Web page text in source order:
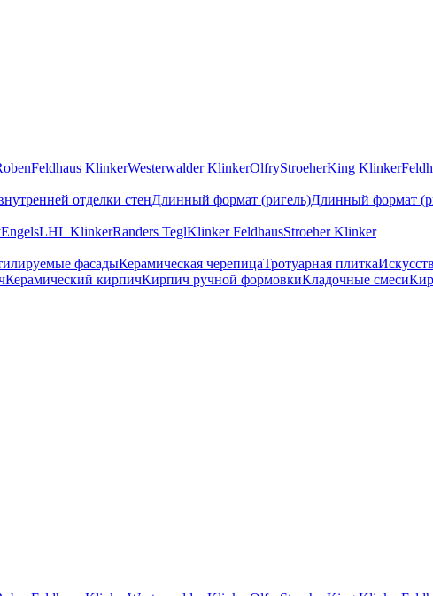
Feldhaus KlinkerWesterwalder KlinkerOlfryStroeherKing Klinker
отделки стенДлинный формат (ригель)Длинный формат
EngelsLHL KlinkerRanders TeglKlinker FeldhausStroeher Klinker
фасадыКерамическая черепицаТротуарная плитка
Керамический кирпичКирпич ручной формовкиКладочные смеси